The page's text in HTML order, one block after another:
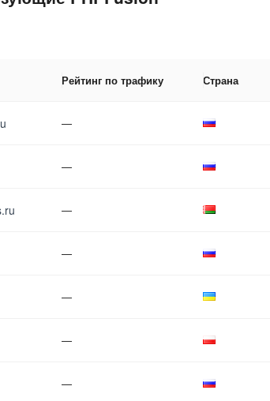
Рейтинг по трафику Страна
—
—
—
—
—
—
—